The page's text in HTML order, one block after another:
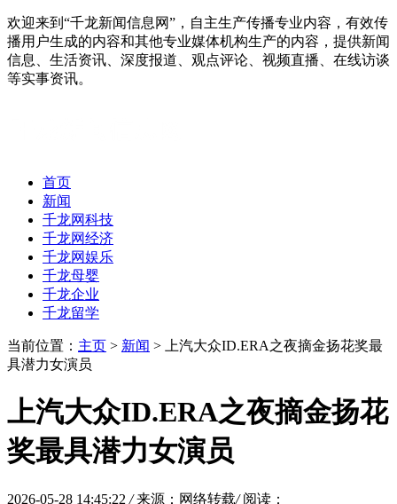
欢迎来到“千龙新闻信息网”，自主生产传播专业内容，有效传
播用户生成的内容和其他专业媒体机构生产的内容，提供新闻
信息、生活资讯、深度报道、观点评论、视频直播、在线访谈
等实事资讯。
首页
新闻
千龙网科技
千龙网经济
千龙网娱乐
千龙母婴
千龙企业
千龙留学
当前位置： 主页 > 新闻 > 上汽大众ID.ERA之夜摘金扬花奖最
具潜力女演员
上汽大众ID.ERA之夜摘金扬花
奖最具潜力女演员
2026-05-28 14:45:22 / 来源：网络转载/ 阅读：